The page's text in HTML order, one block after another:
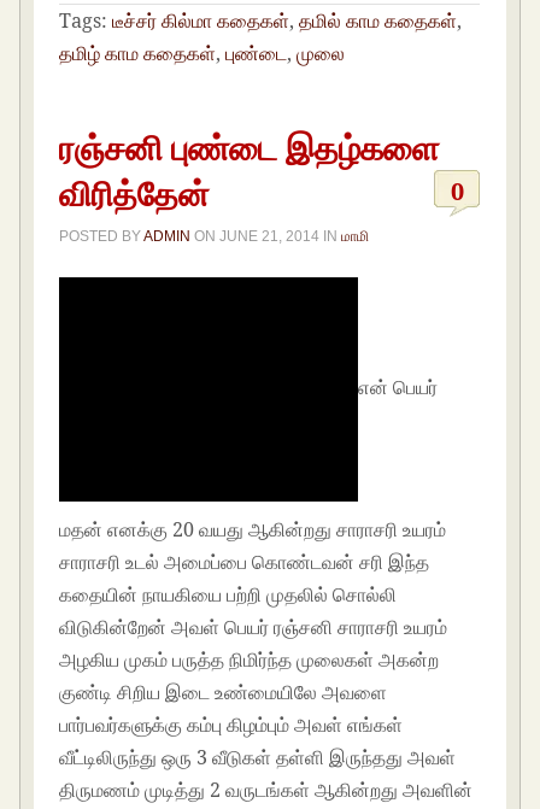
Tags: டீச்சர் கில்மா கதைகள்,தமில் காம கதைகள்,
தமிழ் காம கதைகள்,புண்டை,முலை
ரஞ்சனி புண்டை இதழ்களை
விரித்தேன்
0
POSTED BYADMIN ONJUNE 21, 2014 INமாமி
என் பெயர்
மதன் எனக்கு 20 வயது ஆகின்றது சாராசரி உயரம்
சாராசரி உடல் அமைப்பை கொண்டவன் சரி இந்த
கதையின் நாயகியை பற்றி முதலில் சொல்லி
விடுகின்றேன் அவள் பெயர் ரஞ்சனி சாராசரி உயரம்
அழகிய முகம் பருத்த நிமிர்ந்த முலைகள் அகன்ற
குண்டி சிறிய இடை உண்மையிலே அவளை
பார்பவர்களுக்கு கம்பு கிழம்பும் அவள் எங்கள்
வீட்டிலிருந்து ஒரு 3 வீடுகள் தள்ளி இருந்தது அவள்
திருமணம் முடித்து 2 வருடங்கள் ஆகின்றது அவளின்